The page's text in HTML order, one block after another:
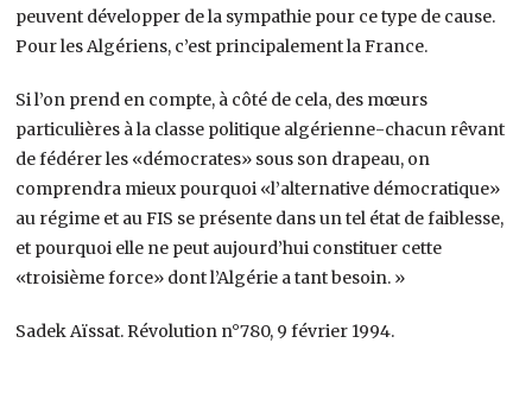
peuvent développer de la sympathie pour ce type de cause.
Pour les Algériens, c’est principalement la France.
Si l’on prend en compte, à côté de cela, des mœurs
particulières à la classe politique algérienne-chacun rêvant
de fédérer les «démocrates» sous son drapeau, on
comprendra mieux pourquoi «l’alternative démocratique»
au régime et au FIS se présente dans un tel état de faiblesse,
et pourquoi elle ne peut aujourd’hui constituer cette
«troisième force» dont l’Algérie a tant besoin. »
Sadek Aïssat. Révolution n°780, 9 février 1994.